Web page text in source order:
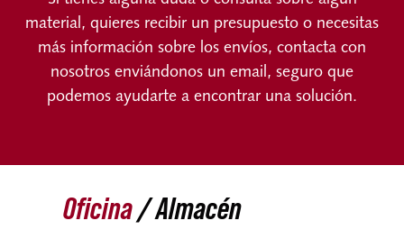
Contacto
Mi cuenta
material, quieres recibir un presupuesto o necesitas
más información sobre los envíos, contacta con
nosotros enviándonos un email, seguro que
podemos ayudarte a encontrar una solución.
Oficina/ Almacén